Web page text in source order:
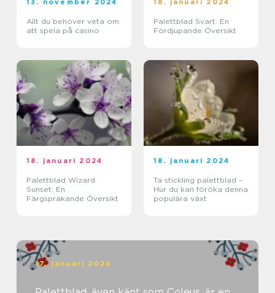
Allt du behöver veta om
att spela på casino
Palettblad Svart: En
Fördjupande Översikt
18. januari 2024
Palettblad Wizard
Sunset: En
Färgsprakande Översikt
18. januari 2024
Ta stickling palettblad –
Hur du kan föröka denna
populära växt
17. januari 2024